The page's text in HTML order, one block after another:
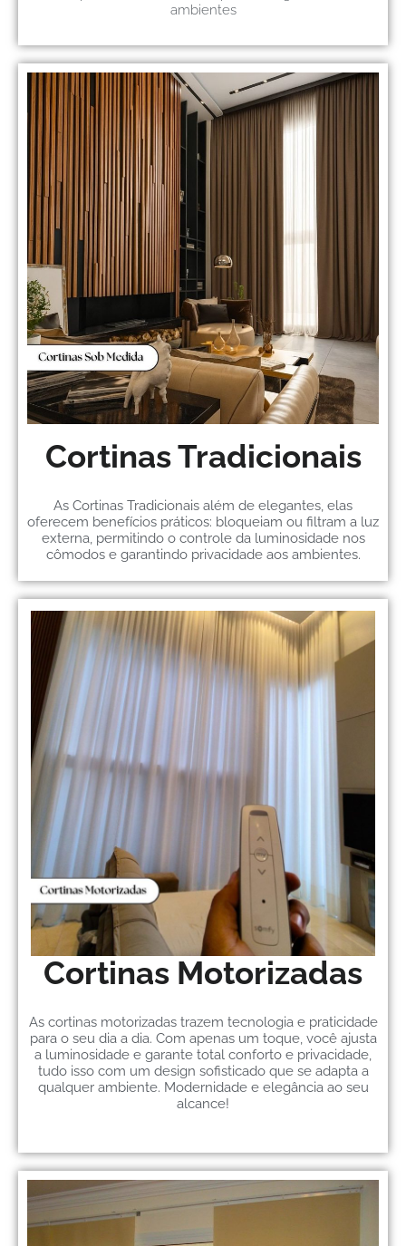
ambientes
Cortinas Tradicionais
As Cortinas Tradicionais além de elegantes, elas
oferecem benefícios práticos: bloqueiam ou filtram a luz
externa, permitindo o controle da luminosidade nos
cômodos e garantindo privacidade aos ambientes.
Cortinas Motorizadas
As cortinas motorizadas trazem tecnologia e praticidade
para o seu dia a dia. Com apenas um toque, você ajusta
a luminosidade e garante total conforto e privacidade,
tudo isso com um design sofisticado que se adapta a
qualquer ambiente. Modernidade e elegância ao seu
alcance!